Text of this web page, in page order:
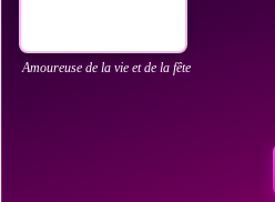
Amoureuse de la vie et de la fête